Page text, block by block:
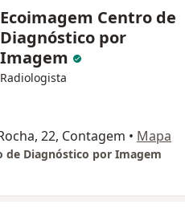
Ecoimagem Centro de
Diagnóstico por
Imagem
Radiologista
22, Contagem • Mapa
de Diagnóstico por Imagem